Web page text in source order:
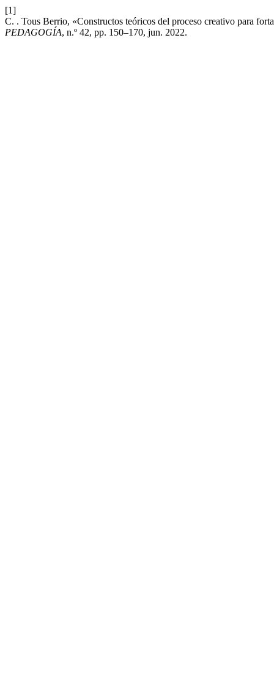
[1]
C. . Tous Berrio, «Constructos teóricos del proceso creativo para
PEDAGOGÍA, n.º 42, pp. 150–170, jun. 2022.